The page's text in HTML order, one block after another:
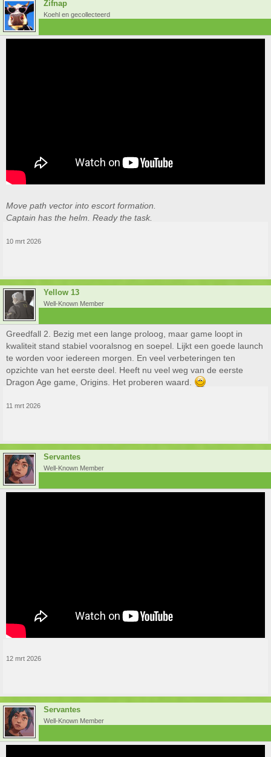
Zifnap
Koehl en gecollecteerd
Move path vector into escort formation.
Captain has the helm. Ready the task.
10 mrt 2026
Yellow 13
Well-Known Member
Greedfall 2. Bezig met een lange proloog, maar game loopt in
kwaliteit stand stabiel vooralsnog en soepel. Lijkt een goede launch
te worden voor iedereen morgen. En veel verbeteringen ten
opzichte van het eerste deel. Heeft nu veel weg van de eerste
Dragon Age game, Origins. Het proberen waard.
11 mrt 2026
Servantes
Well-Known Member
12 mrt 2026
Servantes
Well-Known Member